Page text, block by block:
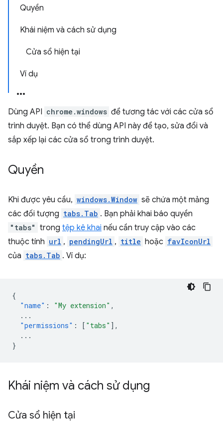
Quyền
Khái niệm và cách sử dụng
Cửa sổ hiện tại
Ví dụ
Dùng API chrome.windows để tương tác với các cửa sổ
trình duyệt. Bạn có thể dùng API này để tạo, sửa đổi và
sắp xếp lại các cửa sổ trong trình duyệt.
Quyền
Khi được yêu cầu, windows.Window sẽ chứa một mảng
các đối tượng tabs.Tab . Bạn phải khai báo quyền
"tabs" trong tệp kê khai nếu cần truy cập vào các
thuộc tính url , pendingUrl , title hoặc favIconUrl
của tabs.Tab . Ví dụ:
{
"name" : "My extension" ,
...
"permissions" : [ "tabs" ],
...
}
Khái niệm và cách sử dụng
Cửa sổ hiện tại